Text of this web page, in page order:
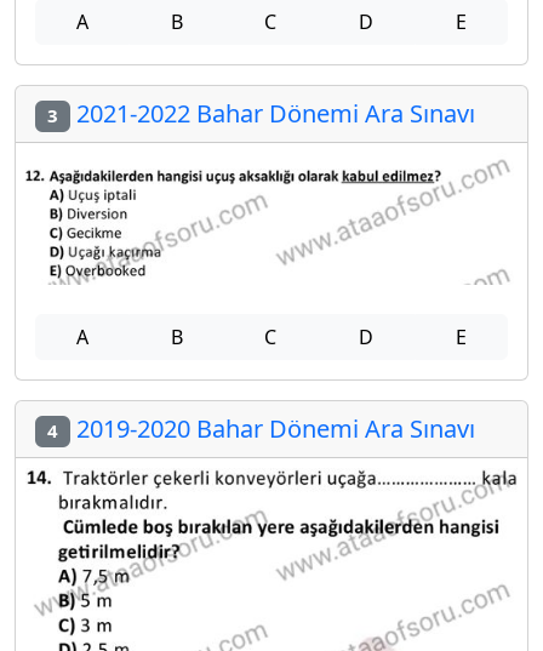
A B C D E
3 2021-2022 Bahar Dönemi Ara Sınavı
A B C D E
4 2019-2020 Bahar Dönemi Ara Sınavı